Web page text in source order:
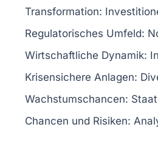
Transformation:
Regulatorisches Umfeld:
Wirtschaftliche Dynamik:
Krisensichere Anlagen:
Wachstumschancen:
Chancen und Risiken: